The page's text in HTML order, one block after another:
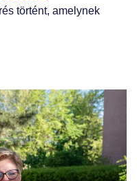
történt, amelynek